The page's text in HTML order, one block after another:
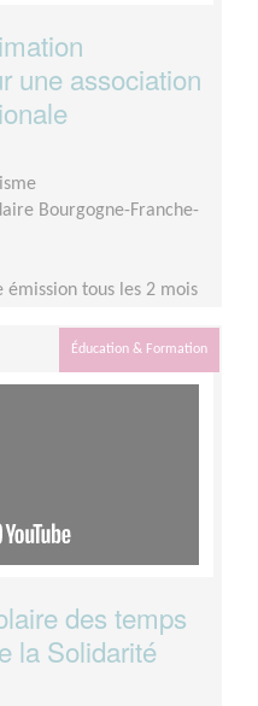
une association
Bourgogne-Franche-
émission tous les 2 mois
+ 1 rencontre par
locale
Éducation & Formation
des temps
la Solidarité